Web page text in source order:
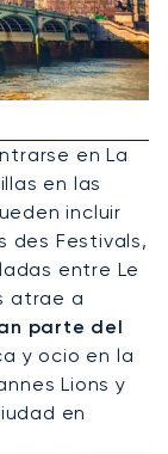
A
en La
en las
incluir
des Festivals,
entre Le
atrae a
parte del
y ocio en la
Lions y
en